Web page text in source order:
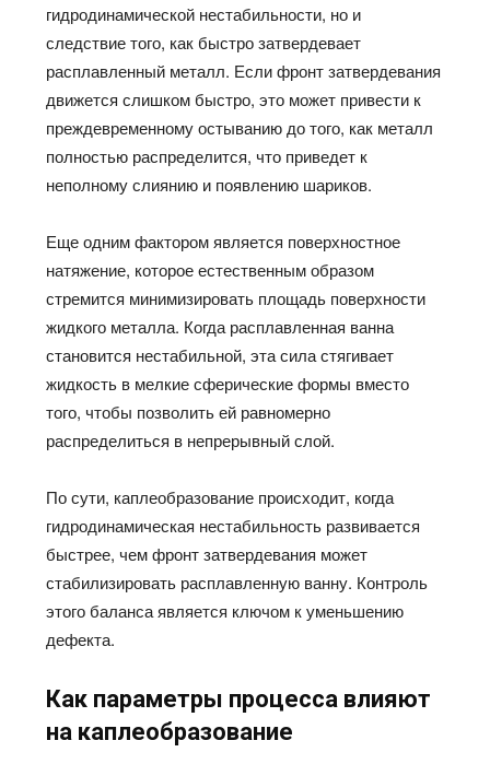
гидродинамической нестабильности, но и
следствие того, как быстро затвердевает
расплавленный металл. Если фронт затвердевания
движется слишком быстро, это может привести к
преждевременному остыванию до того, как металл
полностью распределится, что приведет к
неполному слиянию и появлению шариков.
Еще одним фактором является поверхностное
натяжение, которое естественным образом
стремится минимизировать площадь поверхности
жидкого металла. Когда расплавленная ванна
становится нестабильной, эта сила стягивает
жидкость в мелкие сферические формы вместо
того, чтобы позволить ей равномерно
распределиться в непрерывный слой.
По сути, каплеобразование происходит, когда
гидродинамическая нестабильность развивается
быстрее, чем фронт затвердевания может
стабилизировать расплавленную ванну. Контроль
этого баланса является ключом к уменьшению
дефекта.
Как параметры процесса влияют
на каплеобразование